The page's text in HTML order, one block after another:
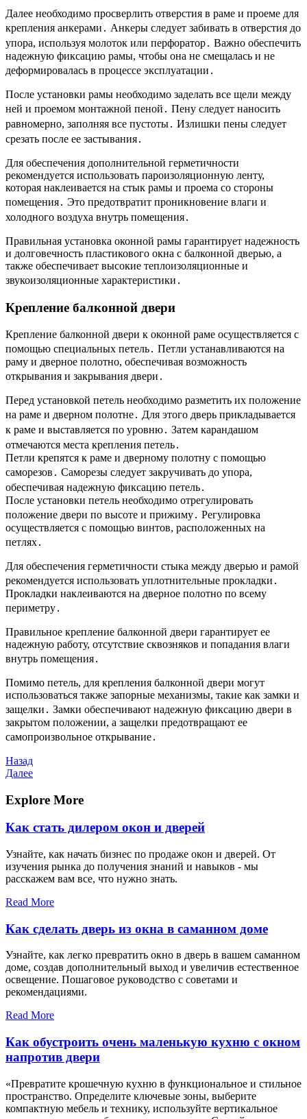
Далее необходимо просверлить отверстия в раме и проеме для
крепления анкерами․ Анкеры следует забивать в отверстия до
упора, используя молоток или перфоратор․ Важно обеспечить
надежную фиксацию рамы, чтобы она не смещалась и не
деформировалась в процессе эксплуатации․
После установки рамы необходимо заделать все щели между
ней и проемом монтажной пеной․ Пену следует наносить
равномерно, заполняя все пустоты․ Излишки пены следует
срезать после ее застывания․
Для обеспечения дополнительной герметичности
рекомендуется использовать пароизоляционную ленту,
которая наклеивается на стык рамы и проема со стороны
помещения․ Это предотвратит проникновение влаги и
холодного воздуха внутрь помещения․
Правильная установка оконной рамы гарантирует надежность
и долговечность пластикового окна с балконной дверью, а
также обеспечивает высокие теплоизоляционные и
звукоизоляционные характеристики․
Крепление балконной двери
Крепление балконной двери к оконной раме осуществляется с
помощью специальных петель․ Петли устанавливаются на
раму и дверное полотно, обеспечивая возможность
открывания и закрывания двери․
Перед установкой петель необходимо разметить их положение
на раме и дверном полотне․ Для этого дверь прикладывается
к раме и выставляется по уровню․ Затем карандашом
отмечаются места крепления петель․
Петли крепятся к раме и дверному полотну с помощью
саморезов․ Саморезы следует закручивать до упора,
обеспечивая надежную фиксацию петель․
После установки петель необходимо отрегулировать
положение двери по высоте и прижиму․ Регулировка
осуществляется с помощью винтов, расположенных на
петлях․
Для обеспечения герметичности стыка между дверью и рамой
рекомендуется использовать уплотнительные прокладки․
Прокладки наклеиваются на дверное полотно по всему
периметру․
Правильное крепление балконной двери гарантирует ее
надежную работу, отсутствие сквозняков и попадания влаги
внутрь помещения․
Помимо петель, для крепления балконной двери могут
использоваться также запорные механизмы, такие как замки и
защелки․ Замки обеспечивают надежную фиксацию двери в
закрытом положении, а защелки предотвращают ее
самопроизвольное открывание․
Навигация
по
записям
Предыдущая
запись
Назад
Следующая
Далее
Explore More
Как стать дилером окон и дверей
Узнайте, как начать бизнес по продаже окон и дверей. От
изучения рынка до получения знаний и навыков - мы
расскажем вам все, что нужно знать.
Read More
Как сделать дверь из окна в саманном доме
Узнайте, как легко превратить окно в дверь в вашем саманном
доме, создав дополнительный выход и увеличив естественное
освещение. Пошаговое руководство с советами и
рекомендациями.
Read More
Как обустроить очень маленькую кухню с окном
напротив двери
«Превратите крошечную кухню в функциональное и стильное
пространство. Определите ключевые зоны, выберите
компактную мебель и технику, используйте вертикальное